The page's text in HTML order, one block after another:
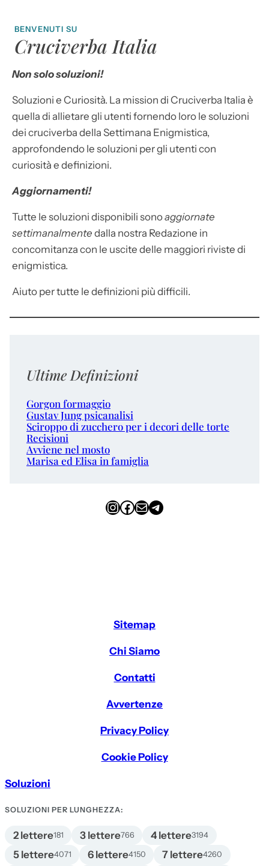
BENVENUTI SU
Cruciverba Italia
Non solo soluzioni!
Soluzioni e Curiosità. La mission di Cruciverba Italia è
quella di allietare gli utenti fornendo loro le soluzioni
dei cruciverba della Settimana Enigmistica,
approfondendo le soluzioni per gli utenti con
curiosità e definizioni.
Aggiornamenti!
Tutte le soluzioni disponibili sonoaggiornate
settimanalmente dalla nostra Redazione in
concomitanza con le uscite delle maggiori riviste di
enigmistica.
Aiuto per tutte le definizioni più difficili.
Ultime Definizioni
Gorgon formaggio
Gustav Jung psicanalisi
Sciroppo di zucchero per i decori delle torte
Recisioni
Avviene nel mosto
Marisa ed Elisa in famiglia
InstagramFacebook Email Telegram
Sitemap
Chi Siamo
Contatti
Avvertenze
Privacy Policy
Cookie Policy
Soluzioni
SOLUZIONI PER LUNGHEZZA:
2 lettere181 3 lettere766 4 lettere3194
5 lettere4071 6 lettere4150 7 lettere4260